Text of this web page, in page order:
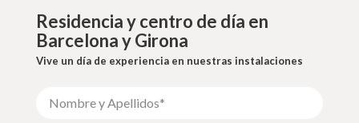
Residencia y centro de día en
Barcelona y Girona
Vive un día de experiencia en nuestras instalaciones